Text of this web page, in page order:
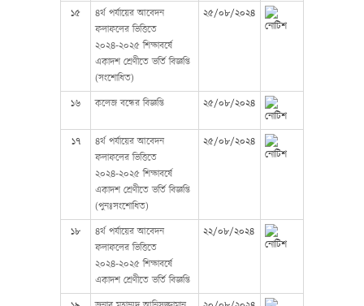
১৫
৪র্থ পর্যায়ের আবেদন
ফলাফলের ভিত্তিতে
২০২৪-২০২৫ শিক্ষাবর্ষে
একাদশ শ্রেণীতে ভর্তি বিজ্ঞপ্তি
(সংশোধিত)
২৫/০৮/২০২৪
১৬ কলেজ বন্ধের বিজ্ঞপ্তি ২৫/০৮/২০২৪
১৭
৪র্থ পর্যায়ের আবেদন
ফলাফলের ভিত্তিতে
২০২৪-২০২৫ শিক্ষাবর্ষে
একাদশ শ্রেণীতে ভর্তি বিজ্ঞপ্তি
(পুনঃসংশোধিত)
২৫/০৮/২০২৪
১৮
৪র্থ পর্যায়ের আবেদন
ফলাফলের ভিত্তিতে
২০২৪-২০২৫ শিক্ষাবর্ষে
একাদশ শ্রেণীতে ভর্তি বিজ্ঞপ্তি
২২/০৮/২০২৪